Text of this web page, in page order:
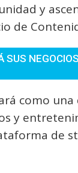
y
de
SUS
como
y
de